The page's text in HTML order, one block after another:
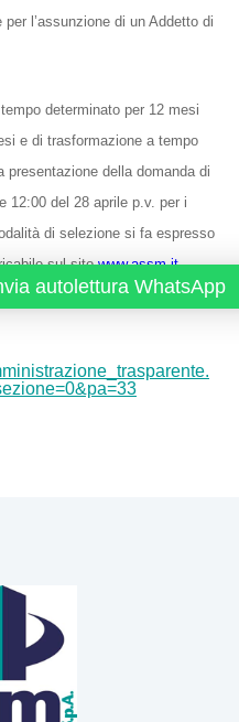
l’assunzione di un Addetto di
determinato per 12 mesi
e di trasformazione a tempo
della domanda di
12:00 del 28 aprile p.v. per i
di selezione si fa espresso
sul sitowww.assm.it
autolettura WhatsApp